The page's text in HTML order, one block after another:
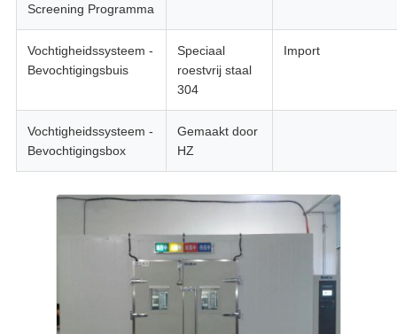
Screening Programma
Vochtigheidssysteem -
Bevochtigingsbuis
Speciaal
roestvrij staal
304
Import
Vochtigheidssysteem -
Bevochtigingsbox
Gemaakt door
HZ